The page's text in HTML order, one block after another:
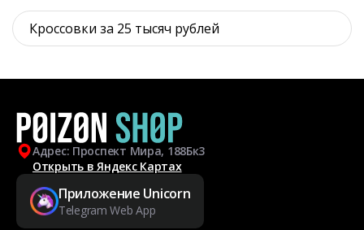
Кроссовки за 25 тысяч рублей
Адрес: Проспект Мира, 188Бк3
Открыть в Яндекс Картах
Приложение Unicorn
Telegram Web App